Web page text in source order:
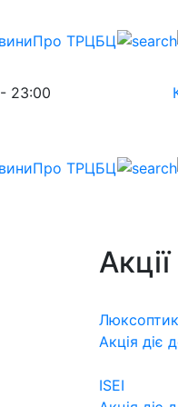
Про ТРЦБЦ
23:00
Про ТРЦБЦ
Акції
Акція діє
ISEI